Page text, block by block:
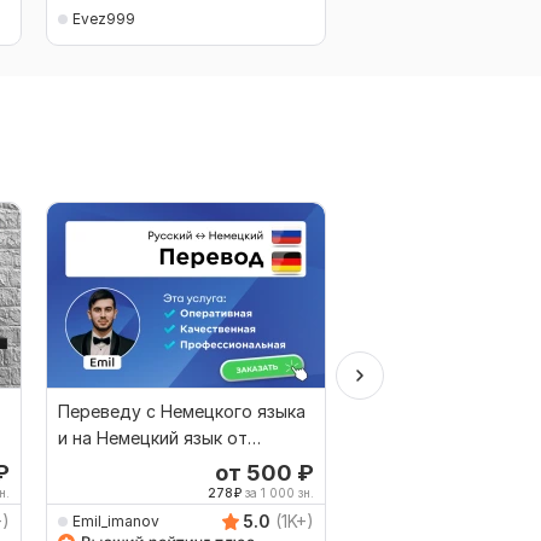
Evez999
Переведу с Немецкого языка
и на Немецкий язык от
от 500 ₽
278₽ за 1 000 зн.
Emil_imanov 5.0 (1K+)